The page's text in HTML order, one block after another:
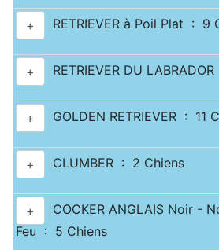
+ RETRIEVER à Poil Plat : 9
+ RETRIEVER DU
+ GOLDEN RETRIEVER : 11
+ CLUMBER : 2 Chiens
+
COCKER ANGLAIS Noir -
Feu : 5 Chiens